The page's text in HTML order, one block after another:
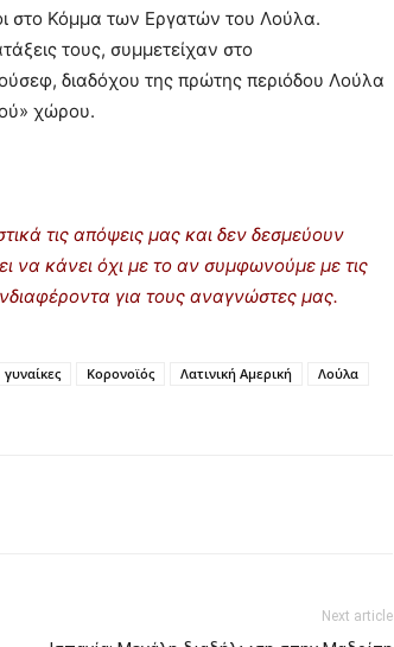
στο Κόμμα των Εργατών του Λούλα.
τους, συμμετείχαν στο
διαδόχου της πρώτης περιόδου Λούλα
χώρου.
τις απόψεις μας και δεν δεσμεύουν
να κάνει όχι με το αν συμφωνούμε με τις
για τους αναγνώστες μας.
γυναίκες Κορονοϊός Λατινική Αμερική
Λούλα
Next article